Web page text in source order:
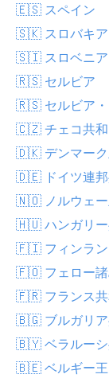
🇪🇸 スペイン
🇸🇰 スロバキア
🇸🇮 スロベニア
🇷🇸 セルビア
🇷🇸 セルビア・
🇨🇿 チェコ共和
🇩🇰 デンマーク
🇩🇪 ドイツ連邦
🇳🇴 ノルウェー
🇭🇺 ハンガリー
🇫🇮 フィンラン
🇫🇴 フェロー諸
🇫🇷 フランス共
🇧🇬 ブルガリア
🇧🇾 ベラルーシ
🇧🇪 ベルギー王